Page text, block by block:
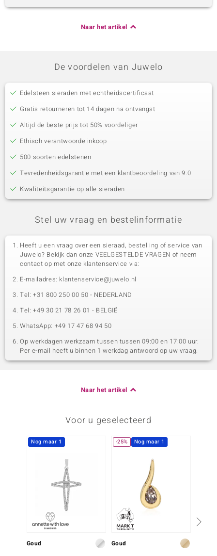
Naar het artikel
De voordelen van Juwelo
Edelsteen sieraden met echtheidscertificaat
Gratis retourneren tot 14 dagen na ontvangst
Altijd de beste prijs tot 50% voordeliger
Ethisch verantwoorde inkoop
500 soorten edelstenen
Tevredenheidsgarantie met een klantbeoordeling van 9.0
Kwaliteitsgarantie op alle sieraden
Stel uw vraag en bestelinformatie
Heeft u een vraag over een sieraad, bestelling of service van
Juwelo? Bekijk dan onze VEELGESTELDE VRAGEN of neem
contact op met onze klantenservice via:
E-mailadres: klantenservice@juwelo.nl
Tel: +31 800 250 00 50 - NEDERLAND
Tel: +49 30 21 78 26 01 - BELGIË
WhatsApp: +49 17 47 68 94 50
Op werkdagen werkzaam tussen tussen 09:00 en 17:00 uur.
Per e-mail heeft u binnen 1 werkdag antwoord op uw vraag.
Naar het artikel
Voor u geselecteerd
Nog maar 1
Goud
-25% Nog maar 1
Goud